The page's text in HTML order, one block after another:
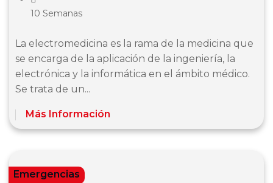
10 Semanas
La electromedicina es la rama de la medicina que
se encarga de la aplicación de la ingeniería, la
electrónica y la informática en el ámbito médico.
Se trata de un...
Más Información
Emergencias